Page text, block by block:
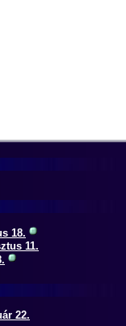
18.
11.
22.